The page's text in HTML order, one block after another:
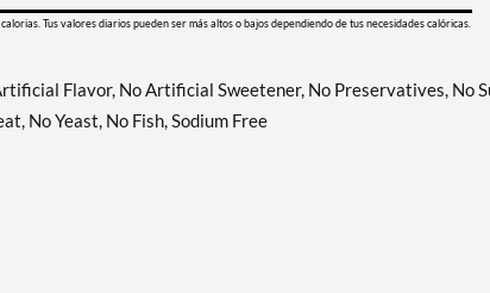
Tus valores diarios pueden ser más altos o bajos dependiendo de tus necesidades calóricas.
Flavor, No Artificial Sweetener, No Preservatives, No
No Yeast, No Fish, Sodium Free